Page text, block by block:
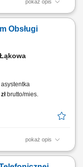
pokaż opis
angielskim
i pomoc w
podstawowych
Obsługi
brutto/mies.
pokaż opis
od pon. do pt. oraz w